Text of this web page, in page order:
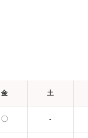
金 土
〇 -